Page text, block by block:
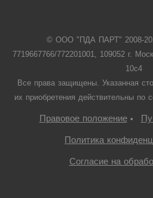
© ООО "ПДА ПАРТ" 2008-
7719667766/772201001, 109052 г.
10с4
Все права защищены. Указанная
их приобретения действительны по
Правовое положение•
Политика
Согласие на